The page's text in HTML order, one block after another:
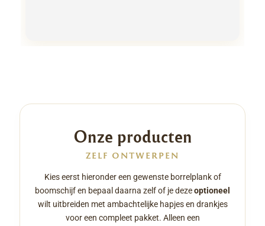
Onze producten
ZELF ONTWERPEN
Kies eerst hieronder een gewenste borrelplank of
boomschijf en bepaal daarna zelf of je dezeoptioneel
wilt uitbreiden met ambachtelijke hapjes en drankjes
voor een compleet pakket. Alleen een